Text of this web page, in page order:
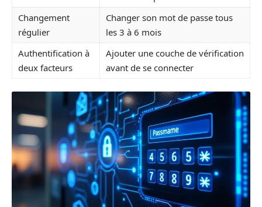
Changement
régulier
Changer son mot de passe tous
les 3 à 6 mois
Authentification à
deux facteurs
Ajouter une couche de vérification
avant de se connecter